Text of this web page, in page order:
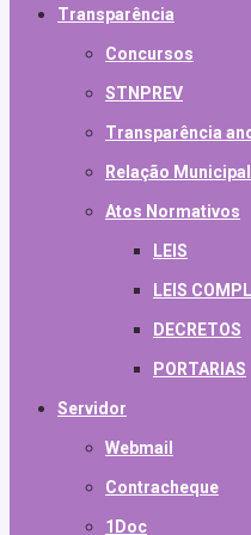
Transparência
Concursos
STNPREV
Transparência
Relação
Atos Normativos
LEIS
LEIS
DECRETOS
PORTARIAS
Servidor
Webmail
Contracheque
1Doc